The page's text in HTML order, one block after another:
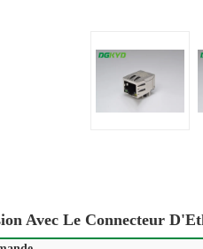
Avec Le Connecteur